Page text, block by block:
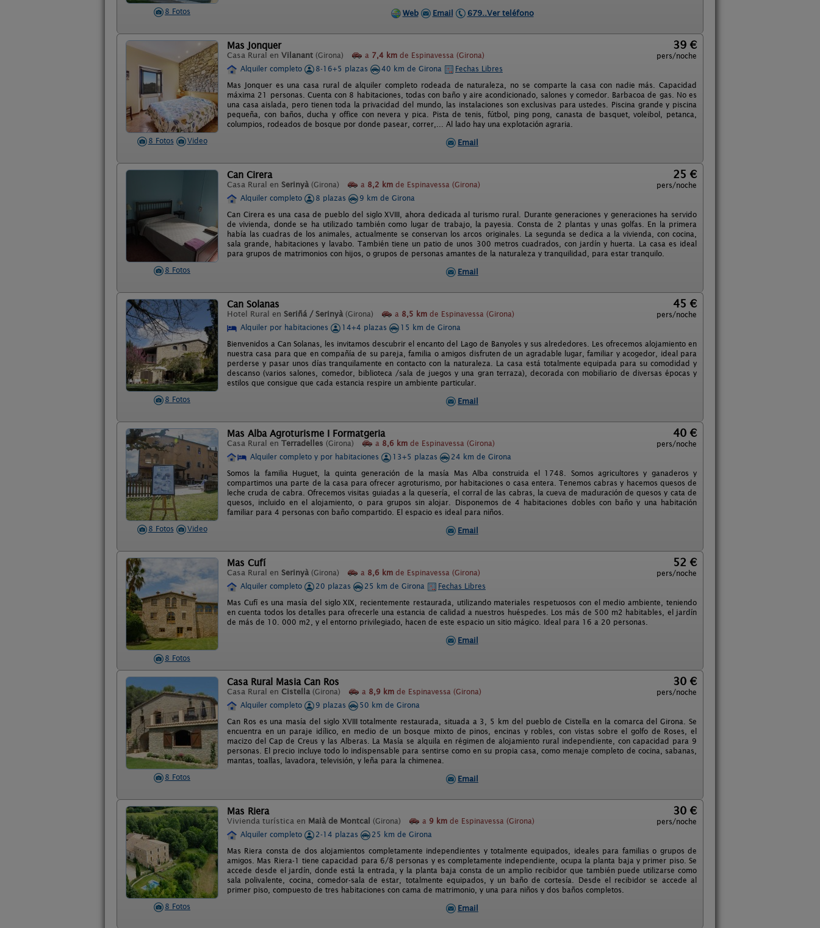
8 Fotos
Web
Email 679..Ver teléfono
8 Fotos Video
Mas Jonquer
Casa Rural en Vilanant (Girona) a 7,4 km de Espinavessa (Girona)
39 €
pers/noche
Alquiler completo
8-16+5 plazas 40 km de Girona
Fechas Libres
Mas Jonquer es una casa rural de alquiler completo rodeada de naturaleza, no se comparte la casa con nadie más. Capacidad
máxima 21 personas. Cuenta con 8 habitaciones, todas con baño y aire acondicionado, salones y comedor. Barbacoa de gas. No es
una casa aislada, pero tienen toda la privacidad del mundo, las instalaciones son exclusivas para ustedes. Piscina grande y piscina
pequeña, con baños, ducha y office con nevera y pica. Pista de tenis, fútbol, ping pong, canasta de basquet, voleibol, petanca,
columpios, rodeados de bosque por donde pasear, correr,... Al lado hay una explotación agraria.
Email
8 Fotos
Can Cirera
Casa Rural en Serinyà (Girona) a 8,2 km de Espinavessa (Girona)
25 €
pers/noche
Alquiler completo
8 plazas
9 km de Girona
Can Cirera es una casa de pueblo del siglo XVIII, ahora dedicada al turismo rural. Durante generaciones y generaciones ha servido
de vivienda, donde se ha utilizado también como lugar de trabajo, la payesia. Consta de 2 plantas y unas golfas. En la primera
había las cuadras de los animales, actualmente se conservan los arcos originales. La segunda se dedica a la vivienda, con cocina,
sala grande, habitaciones y lavabo. También tiene un patio de unos 300 metros cuadrados, con jardín y huerta. La casa es ideal
para grupos de matrimonios con hijos, o grupos de personas amantes de la naturaleza y tranquilidad, para estar tranquilo.
Email
8 Fotos
Can Solanas
Hotel Rural en Seriñá / Serinyà (Girona) a 8,5 km de Espinavessa (Girona)
45 €
pers/noche
Alquiler por habitaciones
14+4 plazas
15 km de Girona
Bienvenidos a Can Solanas, les invitamos descubrir el encanto del Lago de Banyoles y sus alrededores. Les ofrecemos alojamiento en
nuestra casa para que en compañía de su pareja, familia o amigos disfruten de un agradable lugar, familiar y acogedor, ideal para
perderse y pasar unos días tranquilamente en contacto con la naturaleza. La casa está totalmente equipada para su comodidad y
descanso (varios salones, comedor, biblioteca /sala de juegos y una gran terraza), decorada con mobiliario de diversas épocas y
estilos que consigue que cada estancia respire un ambiente particular.
Email
8 Fotos Video
Mas Alba Agroturisme I Formatgeria
Casa Rural en Terradelles (Girona) a 8,6 km de Espinavessa (Girona)
40 €
pers/noche
Alquiler completo y por habitaciones
13+5 plazas
24 km de Girona
Somos la familia Huguet, la quinta generación de la masía Mas Alba construida el 1748. Somos agricultores y ganaderos y
compartimos una parte de la casa para ofrecer agroturismo, por habitaciones o casa entera. Tenemos cabras y hacemos quesos de
leche cruda de cabra. Ofrecemos visitas guiadas a la quesería, el corral de las cabras, la cueva de maduración de quesos y cata de
quesos, incluido en el alojamiento, o para grupos sin alojar. Disponemos de 4 habitaciones dobles con baño y una habitación
familiar para 4 personas con baño compartido. El espacio es ideal para niños.
Email
8 Fotos
Mas Cufí
Casa Rural en Serinyà (Girona) a 8,6 km de Espinavessa (Girona)
52 €
pers/noche
Alquiler completo
20 plazas 25 km de Girona
Fechas Libres
Mas Cufí es una masía del siglo XIX, recientemente restaurada, utilizando materiales respetuosos con el medio ambiente, teniendo
en cuenta todos los detalles para ofrecerle una estancia de calidad a nuestros huéspedes. Los más de 500 m2 habitables, el jardín
de más de 10. 000 m2, y el entorno privilegiado, hacen de este espacio un sitio mágico. Ideal para 16 a 20 personas.
Email
8 Fotos
Casa Rural Masia Can Ros
Casa Rural en Cistella (Girona) a 8,9 km de Espinavessa (Girona)
30 €
pers/noche
Alquiler completo
9 plazas
50 km de Girona
Can Ros es una masía del siglo XVIII totalmente restaurada, situada a 3, 5 km del pueblo de Cistella en la comarca del Girona. Se
encuentra en un paraje idílico, en medio de un bosque mixto de pinos, encinas y robles, con vistas sobre el golfo de Roses, el
macizo del Cap de Creus y las Alberas. La Masía se alquila en régimen de alojamiento rural independiente, con capacidad para 9
personas. El precio incluye todo lo indispensable para sentirse como en su propia casa, como menaje completo de cocina, sabanas,
mantas, toallas, lavadora, televisión, y leña para la chimenea.
Email
8 Fotos
Mas Riera
Vivienda turística en Maià de Montcal (Girona) a 9 km de Espinavessa (Girona)
30 €
pers/noche
Alquiler completo
2-14 plazas
25 km de Girona
Mas Riera consta de dos alojamientos completamente independientes y totalmente equipados, ideales para familias o grupos de
amigos. Mas Riera-1 tiene capacidad para 6/8 personas y es completamente independiente, ocupa la planta baja y primer piso. Se
accede desde el jardín, donde está la entrada, y la planta baja consta de un amplio recibidor que también puede utilizarse como
sala polivalente, cocina, comedor-sala de estar, totalmente equipados, y un baño de cortesía. Desde el recibidor se accede al
primer piso, compuesto de tres habitaciones con cama de matrimonio, y una para niños y dos baños completos.
Email